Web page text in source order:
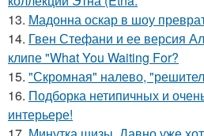
13. Мадонна оскар в шоу
14. Гвен Стефани и ее версия
клипе "What You Waiting For?
15. "Скромная" налево,
16. Подборка нетипичных и
интерьере!